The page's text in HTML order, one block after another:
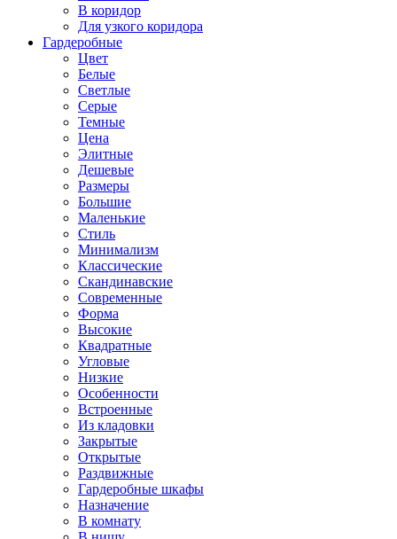
В коридор
Для узкого коридора
Гардеробные
Цвет
Белые
Светлые
Серые
Темные
Цена
Элитные
Дешевые
Размеры
Большие
Маленькие
Стиль
Минимализм
Классические
Скандинавские
Современные
Форма
Высокие
Квадратные
Угловые
Низкие
Особенности
Встроенные
Из кладовки
Закрытые
Открытые
Раздвижные
Гардеробные шкафы
Назначение
В комнату